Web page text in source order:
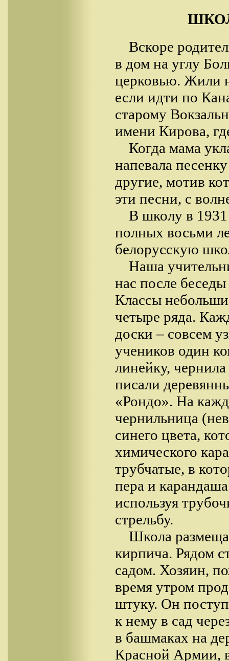
Вскоре
в дом на углу
церковью. Жили
если идти по
старому
имени Кирова,
Когда мама
напевала
другие, мотив
эти песни, с
В школу в 1931
полных восьми
белорусскую
Наша
нас после
Классы
четыре ряда.
доски – совсем
учеников один
линейку,
писали
«Рондо». На
чернильница
синего цвета,
химического
трубчатые, в
перa и
используя
стрельбу.
Школа
кирпича. Рядом
садом. Хозяин,
время утром
штуку. Он
к нему в сад
в башмаках на
Красной Армии,